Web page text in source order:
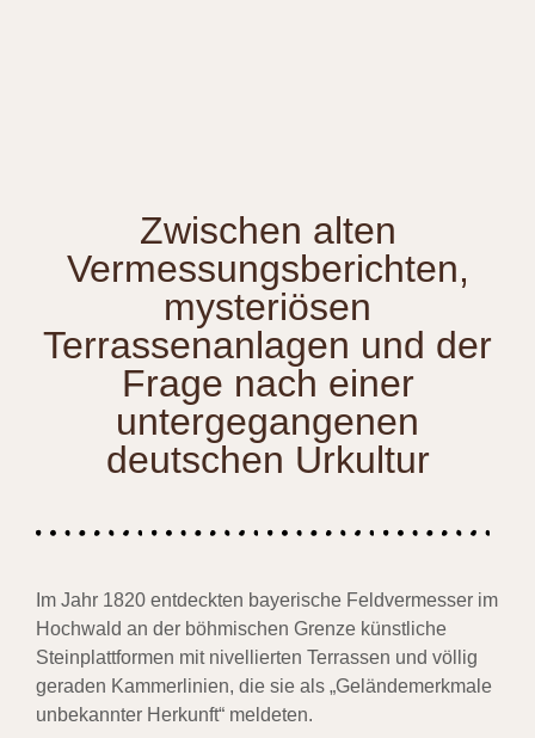
Zwischen alten
Vermessungsberichten,
mysteriösen
Terrassenanlagen und der
Frage nach einer
untergegangenen
deutschen Urkultur
Im Jahr 1820 entdeckten bayerische Feldvermesser im
Hochwald an der böhmischen Grenze künstliche
Steinplattformen mit nivellierten Terrassen und völlig
geraden Kammerlinien, die sie als „Geländemerkmale
unbekannter Herkunft“ meldeten.